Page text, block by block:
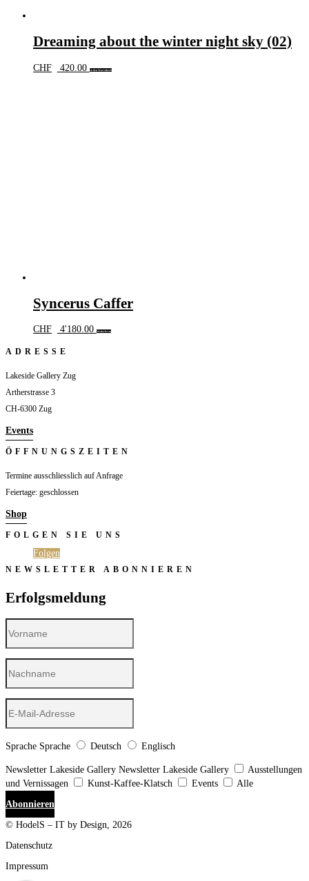
Dreaming about the winter night sky (02)
CHF 420.00 In den Warenkorb
Syncerus Caffer
CHF 4'180.00 Weiterlesen
ADRESSE
Lakeside Gallery Zug
Artherstrasse 3
CH-6300 Zug
Events
ÖFFNUNGSZEITEN
Termine ausschliesslich auf Anfrage
Feiertage: geschlossen
Shop
FOLGEN SIE UNS
Folgen
NEWSLETTER ABONNIEREN
Erfolgsmeldung
Sprache Sprache Deutsch Englisch
Newsletter Lakeside Gallery Newsletter Lakeside Gallery
Ausstellungen
und Vernissagen
Kunst-Kaffee-Klatsch Events
Alle
Abonnieren
© HodelS – IT by Design, 2026
Datenschutz
Impressum